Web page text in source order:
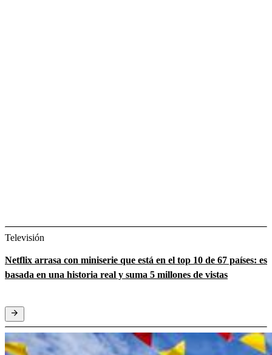
Televisión
Netflix arrasa con miniserie que está en el top 10 de 67 países: es
basada en una historia real y suma 5 millones de vistas